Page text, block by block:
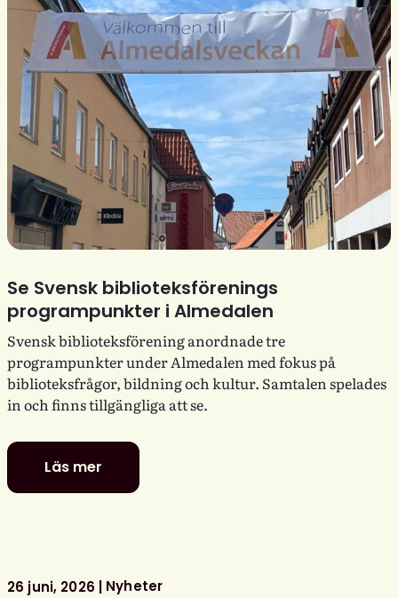
Se Svensk biblioteksförenings
programpunkter i Almedalen
Svensk biblioteksförening anordnade tre
programpunkter under Almedalen med fokus på
biblioteksfrågor, bildning och kultur. Samtalen spelades
in och finns tillgängliga att se.
Läs mer
Se
Svensk
Almedalen
26 juni, 2026 Nyheter